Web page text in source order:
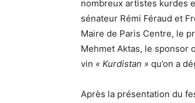
nombreux artistes kurdes
sénateur Rémi Féraud et
Maire de Paris Centre, le
Mehmet Aktas, le sponsor
vin « Kurdistan » qu’on a
Après la présentation du